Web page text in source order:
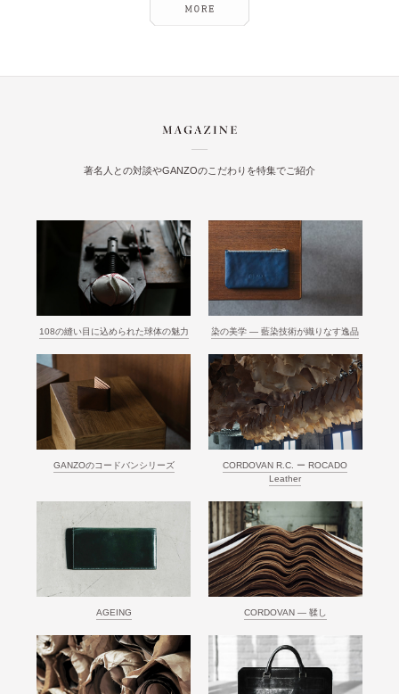
著名人との対談やGANZOのこだわりを特集でご紹介
108の縫い目に込められた球体の魅力 染の美学 ― 藍染技術が織りなす逸品
GANZOのコードバンシリーズ
CORDOVAN R.C. ー ROCADO
Leather
AGEING CORDOVAN ― 鞣し